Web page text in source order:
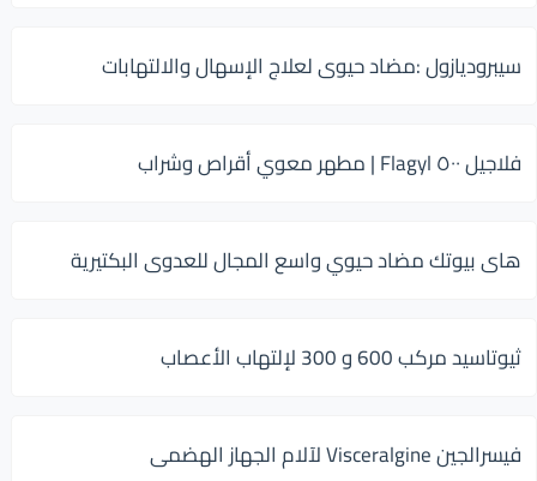
سيبروديازول :مضاد حيوى لعلاج الإسهال والالتهابات
فلاجيل ٥٠٠ Flagyl | مطهر معوي أقراص وشراب
هاى بيوتك مضاد حيوي واسع المجال للعدوى البكتيرية
ثيوتاسيد مركب 600 و 300 لإلتهاب الأعصاب
فيسرالجين Visceralgine لآلام الجهاز الهضمى